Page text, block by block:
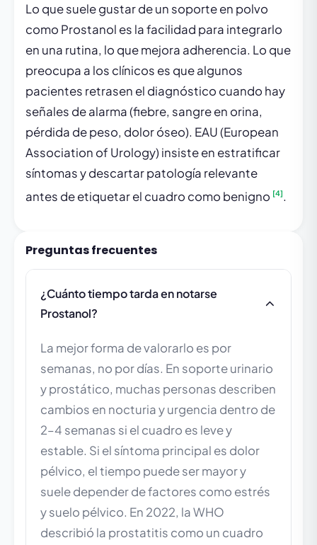
Lo que suele gustar de un soporte en polvo
como Prostanol es la facilidad para integrarlo
en una rutina, lo que mejora adherencia. Lo que
preocupa a los clínicos es que algunos
pacientes retrasen el diagnóstico cuando hay
señales de alarma (fiebre, sangre en orina,
pérdida de peso, dolor óseo). EAU (European
Association of Urology) insiste en estratificar
síntomas y descartar patología relevante
antes de etiquetar el cuadro como benigno [4]
Preguntas frecuentes
¿Cuánto tiempo tarda en notarse
Prostanol?
La mejor forma de valorarlo es por
semanas, no por días. En soporte urinario
y prostático, muchas personas describen
cambios en nocturia y urgencia dentro de
2–4 semanas si el cuadro es leve y
estable. Si el síntoma principal es dolor
pélvico, el tiempo puede ser mayor y
suele depender de factores como estrés
y suelo pélvico. En 2022, la WHO
describió la prostatitis como un cuadro